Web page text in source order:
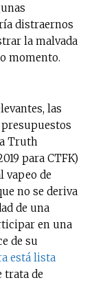
distraernos
la malvada
momento.
las
Truth
para CTFK)
vapeo de
no se deriva
de una
en una
de su
está lista
trata de